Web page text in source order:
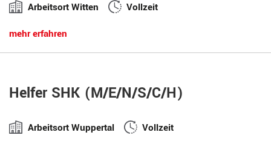
Arbeitsort Witten
Vollzeit
mehr erfahren
Helfer SHK (M/E/N/S/C/H)
Arbeitsort Wuppertal
Vollzeit